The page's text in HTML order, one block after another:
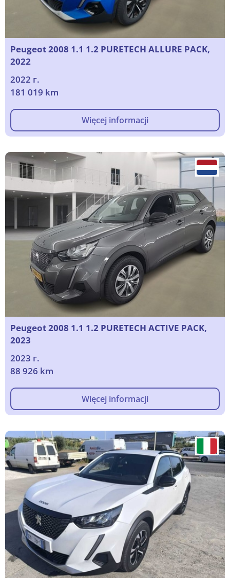
Peugeot 2008 1.1 1.2 PURETECH ALLURE PACK,
2022
2022 г.
181 019 km
Więcej informacji
Peugeot 2008 1.1 1.2 PURETECH ACTIVE PACK,
2023
2023 г.
88 926 km
Więcej informacji